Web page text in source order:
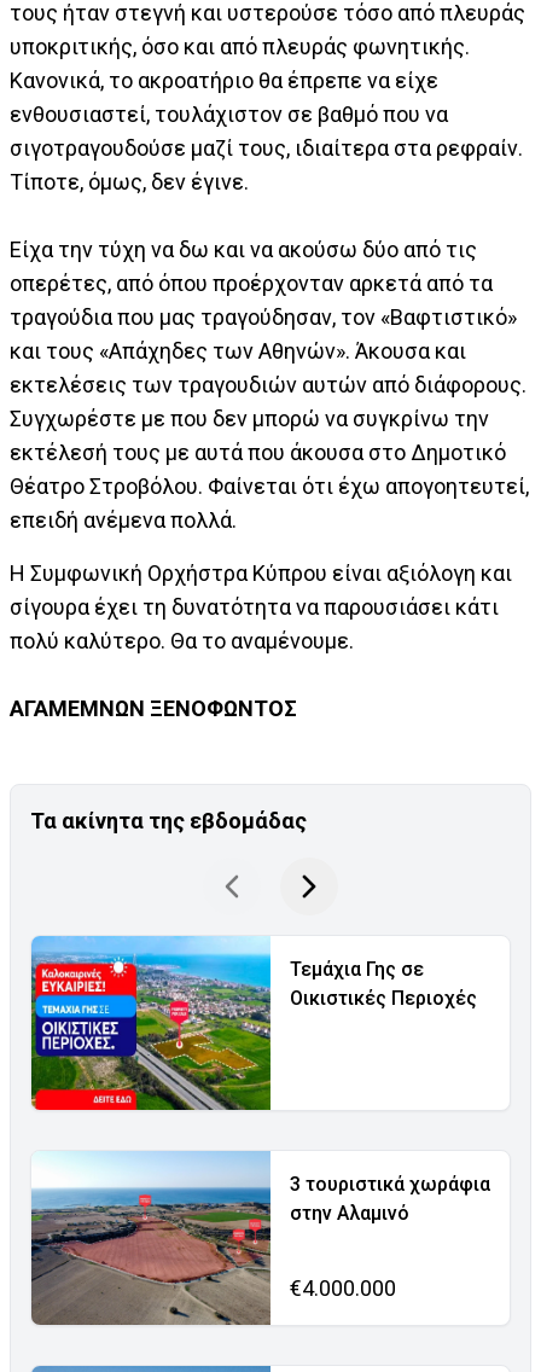
τους ήταν στεγνή και υστερούσε τόσο από πλευράς
υποκριτικής, όσο και από πλευράς φωνητικής.
Κανονικά, το ακροατήριο θα έπρεπε να είχε
ενθουσιαστεί, τουλάχιστον σε βαθμό που να
σιγοτραγουδούσε μαζί τους, ιδιαίτερα στα ρεφραίν.
Τίποτε, όμως, δεν έγινε.
Είχα την τύχη να δω και να ακούσω δύο από τις
οπερέτες, από όπου προέρχονταν αρκετά από τα
τραγούδια που μας τραγούδησαν, τον «Βαφτιστικό»
και τους «Απάχηδες των Αθηνών». Άκουσα και
εκτελέσεις των τραγουδιών αυτών από διάφορους.
Συγχωρέστε με που δεν μπορώ να συγκρίνω την
εκτέλεσή τους με αυτά που άκουσα στο Δημοτικό
Θέατρο Στροβόλου. Φαίνεται ότι έχω απογοητευτεί,
επειδή ανέμενα πολλά.
Η Συμφωνική Ορχήστρα Κύπρου είναι αξιόλογη και
σίγουρα έχει τη δυνατότητα να παρουσιάσει κάτι
πολύ καλύτερο. Θα το αναμένουμε.
ΑΓΑΜΕΜΝΩΝ ΞΕΝΟΦΩΝΤΟΣ
Τα ακίνητα της εβδομάδας
Τεμάχια Γης σε
Οικιστικές Περιοχές
3 τουριστικά χωράφια
στην Αλαμινό
€4.000.000